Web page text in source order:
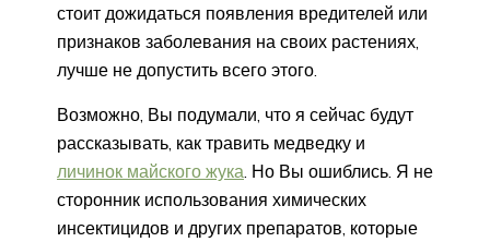
стоит дожидаться появления вредителей или
признаков заболевания на своих растениях,
лучше не допустить всего этого.
Возможно, Вы подумали, что я сейчас будут
рассказывать, как травить медведку и
личинок майского жука . Но Вы ошиблись. Я не
сторонник использования химических
инсектицидов и других препаратов, которые